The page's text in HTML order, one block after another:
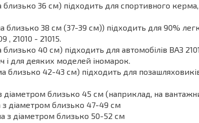
близько 36 см) підходить для спортивного керма,
близько 38 см (37-39 см)) підходить для 90%
, 21010 - 21015.
40 см) підходить для автомобілів ВАЗ 2101-
і для деяких моделей іномарок.
близько 42-43 см) підходить для
діаметром близько 45 см (наприклад, на
з діаметром близько 47-49 см
з діаметром близько 50-52 см